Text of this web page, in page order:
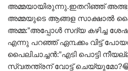
അമ്മയായിരുന്നു.ഇതറിഞ്ഞ്
അമ്മയുടെ ആങ്ങള സാക്ഷാൽ
അമ്മ:”അപ്പോൾ സദ്യ കഴിച്ച
എന്നു പറഞ്ഞ് ഏ൩ക്കം വിട്ട്
പൈലിചാച്ചൻ:”എടി പൊട്ടി
സ്വതന്ത്രന് വോട്ട്